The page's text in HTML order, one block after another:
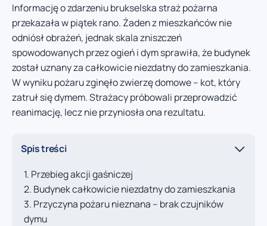
Informację o zdarzeniu brukselska straż pożarna
przekazała w piątek rano. Żaden z mieszkańców nie
odniósł obrażeń, jednak skala zniszczeń
spowodowanych przez ogień i dym sprawiła, że budynek
został uznany za całkowicie niezdatny do zamieszkania.
W wyniku pożaru zginęło zwierzę domowe – kot, który
zatruł się dymem. Strażacy próbowali przeprowadzić
reanimację, lecz nie przyniosła ona rezultatu.
Spis treści
Przebieg akcji gaśniczej
Budynek całkowicie niezdatny do zamieszkania
Przyczyna pożaru nieznana – brak czujników
dymu